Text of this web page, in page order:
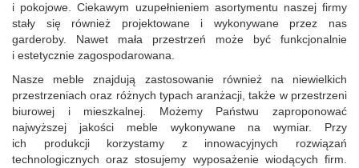
i pokojowe. Ciekawym uzupełnieniem asortymentu naszej firmy
stały się również projektowane i wykonywane przez nas
garderoby. Nawet mała przestrzeń może być funkcjonalnie
i estetycznie zagospodarowana.
Nasze meble znajdują zastosowanie również na niewielkich
przestrzeniach oraz różnych typach aranżacji, także w przestrzeni
biurowej i mieszkalnej. Możemy Państwu zaproponować
najwyższej jakości meble wykonywane na wymiar. Przy
ich produkcji korzystamy z innowacyjnych rozwiązań
technologicznych oraz stosujemy wyposażenie wiodących firm.